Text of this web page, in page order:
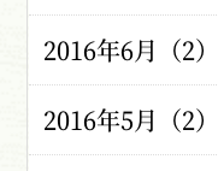
2016年6月（2）
2016年5月（2）